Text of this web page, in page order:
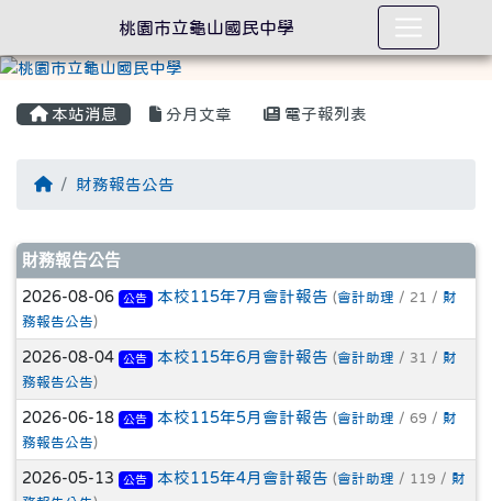
本站消息 分月文章 電子報列表
回首頁財務報告公告
文章列表
財務報告公告
2026-08-06 公告 本校115年7月會計報告 (會計助理 / 21 / 財
務報告公告)
2026-08-04 公告 本校115年6月會計報告 (會計助理 / 31 / 財
務報告公告)
2026-06-18 公告 本校115年5月會計報告 (會計助理 / 69 / 財
務報告公告)
2026-05-13 公告 本校115年4月會計報告 (會計助理 / 119 / 財
桃園市立龜山國民中學